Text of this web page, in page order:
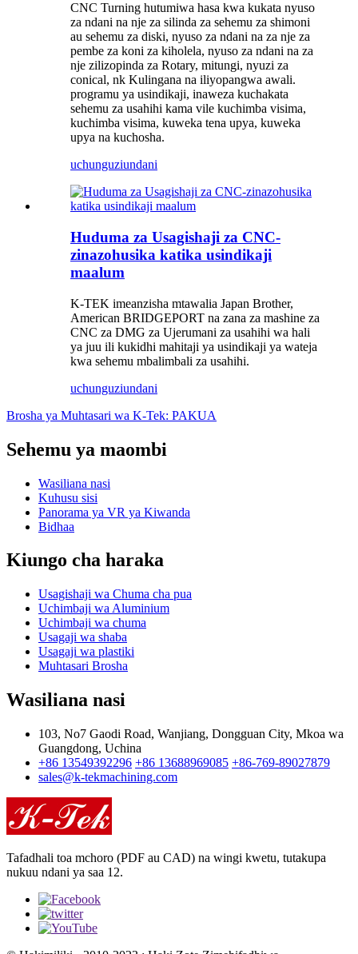
CNC Turning hutumiwa hasa kwa kukata nyuso
za ndani na nje za silinda za sehemu za shimoni
au sehemu za diski, nyuso za ndani na za nje za
pembe za koni za kiholela, nyuso za ndani na za
nje zilizopinda za Rotary, mitungi, nyuzi za
conical, nk Kulingana na iliyopangwa awali.
programu ya usindikaji, inaweza kuchakata
sehemu za usahihi kama vile kuchimba visima,
kuchimba visima, kuweka tena upya, kuweka
upya na kuchosha.
uchunguziundani
Huduma za Usagishaji za CNC-
zinazohusika katika usindikaji
maalum
K-TEK imeanzisha mtawalia Japan Brother,
American BRIDGEPORT na zana za mashine za
CNC za DMG za Ujerumani za usahihi wa hali
ya juu ili kukidhi mahitaji ya usindikaji ya wateja
kwa sehemu mbalimbali za usahihi.
uchunguziundani
Brosha ya Muhtasari wa K-Tek: PAKUA
Sehemu ya maombi
Wasiliana nasi
Kuhusu sisi
Panorama ya VR ya Kiwanda
Bidhaa
Kiungo cha haraka
Usagishaji wa Chuma cha pua
Uchimbaji wa Aluminium
Uchimbaji wa chuma
Usagaji wa shaba
Usagaji wa plastiki
Muhtasari Brosha
Wasiliana nasi
103, No7 Gaodi Road, Wanjiang, Dongguan City, Mkoa wa
Guangdong, Uchina
+86 13549392296 +86 13688969085 +86-769-89027879
sales@k-tekmachining.com
Tafadhali toa mchoro (PDF au CAD) na wingi kwetu, tutakupa
nukuu ndani ya saa 12.